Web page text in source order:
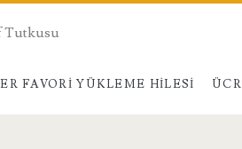
Tutkusu
FAVORI YÜKLEME HILESI